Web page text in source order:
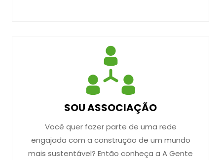
SOU ASSOCIAÇÃO
Você quer fazer parte de uma rede
engajada com a construção de um mundo
mais sustentável? Então conheça a A Gente